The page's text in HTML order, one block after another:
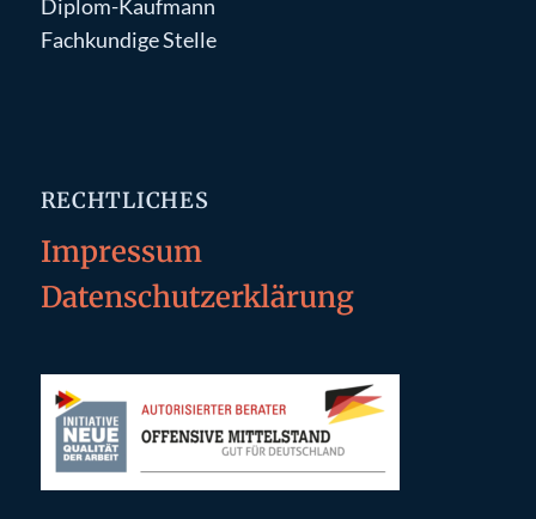
Diplom-Kaufmann
Fachkundige Stelle
RECHTLICHES
Impressum
Datenschutzerklärung